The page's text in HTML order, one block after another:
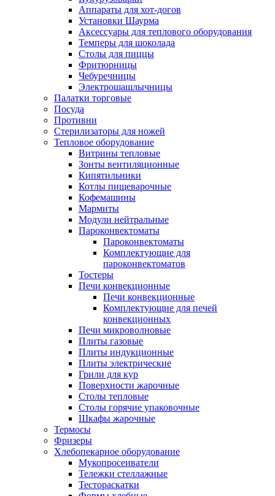
Аппараты для хот-догов
Установки Шаурма
Аксессуары для теплового оборудования
Темперы для шоколада
Столы для пиццы
Фритюрницы
Чебуречницы
Электрошашлычницы
Палатки торговые
Посуда
Противни
Стерилизаторы для ножей
Тепловое оборудование
Витрины тепловые
Зонты вентиляционные
Кипятильники
Котлы пищеварочные
Кофемашины
Мармиты
Модули нейтральные
Пароконвектоматы
Пароконвектоматы
Комплектующие для
пароконвектоматов
Тостеры
Печи конвекционные
Печи конвекционные
Комплектующие для печей
конвекционных
Печи микроволновые
Плиты газовые
Плиты индукционные
Плиты электрические
Грили для кур
Поверхности жарочные
Столы тепловые
Столы горячие упаковочные
Шкафы жарочные
Термосы
Фризеры
Хлебопекарное оборудование
Мукопросеиватели
Тележки стеллажные
Тестораскатки